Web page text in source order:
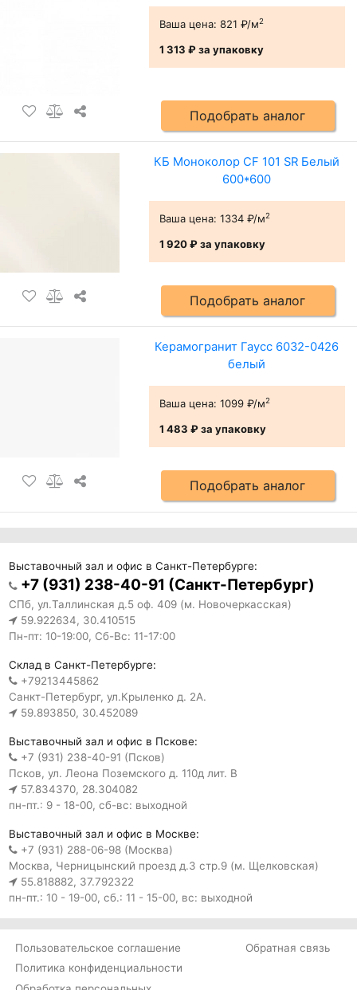
Ваша цена: 821 ₽/м2
1 313 ₽за упаковку
Подобрать аналог
КБ Моноколор CF 101 SR Белый
600*600
Ваша цена: 1334 ₽/м2
1 920 ₽за упаковку
Подобрать аналог
Керамогранит Гаусс 6032-0426
белый
Ваша цена: 1099 ₽/м2
1 483 ₽за упаковку
Подобрать аналог
Выставочный зал и офис в Санкт-Петербурге:
+7 (931) 238-40-91 (Санкт-Петербург)
СПб, ул.Таллинская д.5 оф. 409 (м. Новочеркасская)
59.922634, 30.410515
Пн-пт: 10-19:00, Сб-Вс: 11-17:00
Склад в Санкт-Петербурге:
+79213445862
Санкт-Петербург, ул.Крыленко д. 2А.
59.893850, 30.452089
Выставочный зал и офис в Пскове:
+7 (931) 238-40-91 (Псков)
Псков, ул. Леона Поземского д. 110д лит. В
57.834370, 28.304082
пн-пт.: 9 - 18-00, сб-вс: выходной
Выставочный зал и офис в Москве:
+7 (931) 288-06-98 (Москва)
Москва, Черницынский проезд д.3 стр.9 (м. Щелковская)
55.818882, 37.792322
пн-пт.: 10 - 19-00, сб.: 11 - 15-00, вс: выходной
Пользовательское соглашение
Политика конфиденциальности
Обратная связь